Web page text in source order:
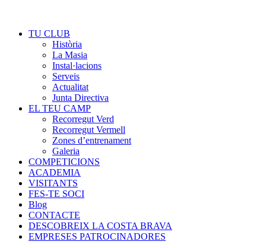
TU CLUB
Història
La Masia
Instal·lacions
Serveis
Actualitat
Junta Directiva
EL TEU CAMP
Recorregut Verd
Recorregut Vermell
Zones d’entrenament
Galeria
COMPETICIONS
ACADEMIA
VISITANTS
FES-TE SOCI
Blog
CONTACTE
DESCOBREIX LA COSTA BRAVA
EMPRESES PATROCINADORES